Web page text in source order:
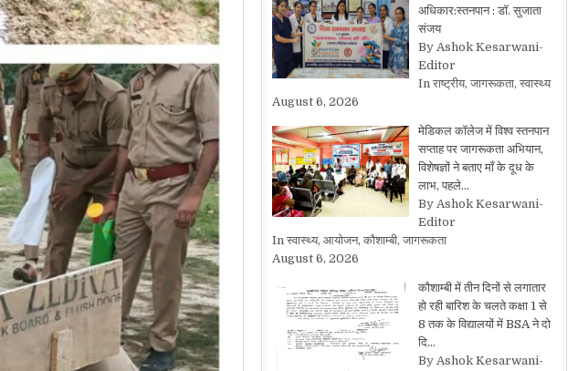
अधिकार:स्तनपान : डॉ. सुजाता
संजय
By Ashok Kesarwani-
Editor
In राष्ट्रीय, जागरूकता, स्वास्थ्य
August 6, 2026
मेडिकल कॉलेज में विश्व स्तनपान
सप्ताह पर जागरूकता अभियान,
विशेषज्ञों ने बताए माँ के दूध के
लाभ, पहले…
By Ashok Kesarwani-
Editor
In स्वास्थ्य, आयोजन, कौशाम्बी, जागरूकता
August 6, 2026
कौशाम्बी में तीन दिनों से लगातार
हो रही बारिश के चलते कक्षा 1 से
8 तक के विद्यालयों में BSA ने दो
दि…
By Ashok Kesarwani-